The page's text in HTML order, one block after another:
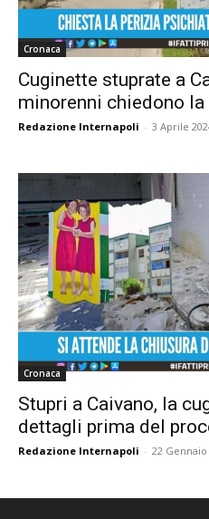
Cronaca
Cuginette stuprate a
minorenni chiedono
Redazione Internapoli - 3 Aprile
Cronaca
Stupri a Caivano, la
dettagli prima del
Redazione Internapoli - 22 Gennaio